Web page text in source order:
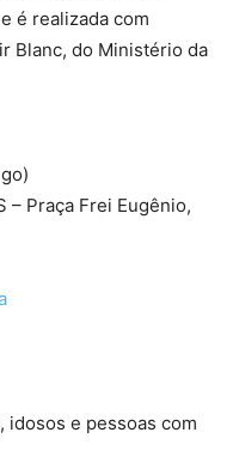
é realizada com
Blanc, do Ministério da
– Praça Frei Eugênio,
idosos e pessoas com